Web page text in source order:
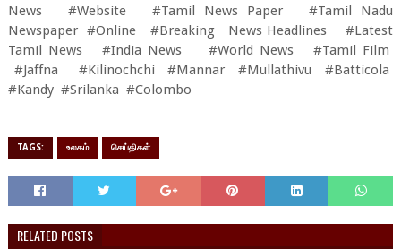
News #Website #Tamil News Paper #Tamil Nadu
Newspaper #Online #Breaking News Headlines #Latest
Tamil News #India News #World News #Tamil Film
#Jaffna #Kilinochchi #Mannar #Mullathivu #Batticola
#Kandy #Srilanka #Colombo
TAGS: உலகம் செய்திகள்
RELATED POSTS